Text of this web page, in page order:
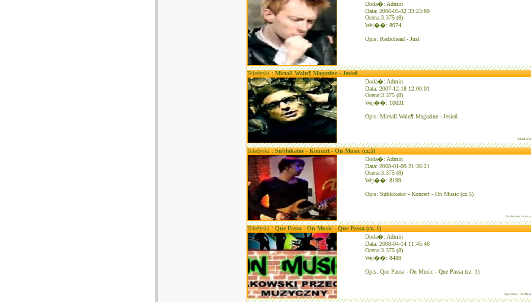
Doda�: Admin
Data: 2006-05-32 33:23:80
Ocena:3.375 (8)
Wej��: 8074
Opis: Radiohead - Just
Teledyski :Mietall Walu¶ Magazine - Jesieñ
Doda�: Admin
Data: 2007-12-18 12:00:01
Ocena:3.375 (8)
Wej��: 10031
Opis: Mietall Walu¶ Magazine - Jesieñ
|Mietall
Teledyski :Sublokator - Koncert - On Music (cz.5)
Doda�: Admin
Data: 2008-01-09 21:36:21
Ocena:3.375 (8)
Wej��: 8199
Opis: Sublokator - Koncert - On Music (cz.5)
|Sublokator -
Teledyski :Que Passa - On Music - Que Passa (cz. 1)
Doda�: Admin
Data: 2008-04-14 11:45:46
Ocena:3.375 (8)
Wej��: 8488
Opis: Que Passa - On Music - Que Passa (cz. 1)
|Que Passa - On